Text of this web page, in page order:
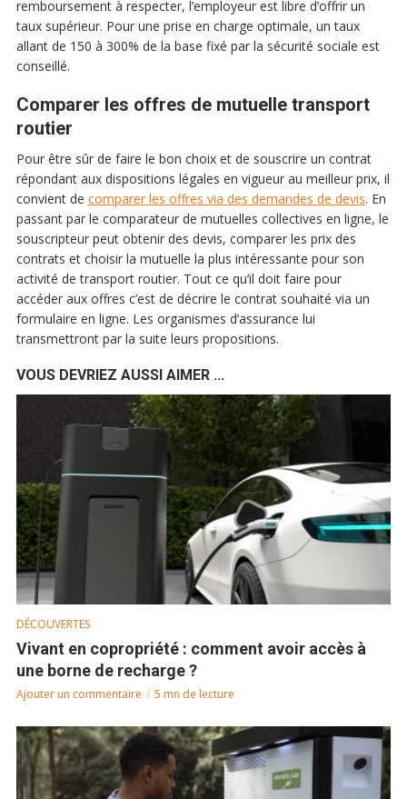
remboursement à respecter, l’employeur est libre d’offrir un
taux supérieur. Pour une prise en charge optimale, un taux
allant de 150 à 300% de la base fixé par la sécurité sociale est
conseillé.
Comparer les offres de mutuelle transport
routier
Pour être sûr de faire le bon choix et de souscrire un contrat
répondant aux dispositions légales en vigueur au meilleur prix, il
convient de comparer les offres via des demandes de devis. En
passant par le comparateur de mutuelles collectives en ligne, le
souscripteur peut obtenir des devis, comparer les prix des
contrats et choisir la mutuelle la plus intéressante pour son
activité de transport routier. Tout ce qu’il doit faire pour
accéder aux offres c’est de décrire le contrat souhaité via un
formulaire en ligne. Les organismes d’assurance lui
transmettront par la suite leurs propositions.
VOUS DEVRIEZ AUSSI AIMER ...
DÉCOUVERTES
Vivant en copropriété : comment avoir accès à
une borne de recharge ?
Ajouter un commentaire 5 mn de lecture